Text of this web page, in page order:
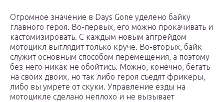
Огромное значение в Days Gone уделено байку
главного героя. Во-первых, его можно прокачивать и
кастомизировать. С каждым новым апгрейдом
мотоцикл выглядит только круче. Во-вторых, байк
служит основным способом перемещения, а поэтому
без него никак не обойтись. Можно, конечно, бегать
на своих двоих, но так либо героя съедят фрикеры,
либо вы умрете от скуки. Управление езды на
мотоцикле сделано неплохо и не вызывает